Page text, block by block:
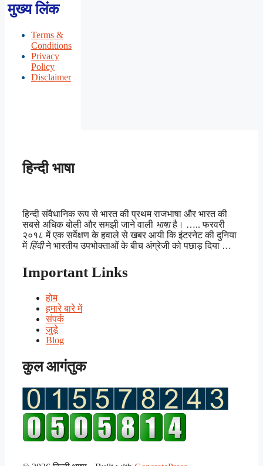
मुख्य लिंक
Terms &
Conditions
Privacy
Policy
Disclaimer
हिन्दी भाषा
हिन्दी संवैधानिक रूप से भारत की प्रथम राजभाषा और भारत की
सबसे अधिक बोली और समझी जाने वाली भाषाहै। ….. फरवरी
२०१८ में एक सर्वेक्षण के हवाले से खबर आयी कि इंटरनेट की दुनिया
में हिंदीने भारतीय उपभोक्ताओं के बीच अंग्रेजी को पछाड़ दिया …
Important Links
होम
हमारे बारे में
संपर्क
जुड़े
Blog
कुल आगंतुक